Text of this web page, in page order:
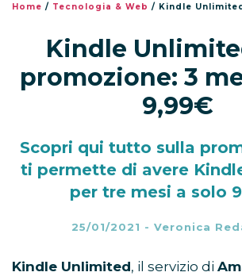
Home / Tecnologia & Web / Kindle Unlimited è in
Kindle
promozione: 3
9,99€
Scopri qui tutto sulla
ti permette di avere
per tre mesi a solo
25/01/2021 - Veronica
Kindle Unlimited, il servizio di